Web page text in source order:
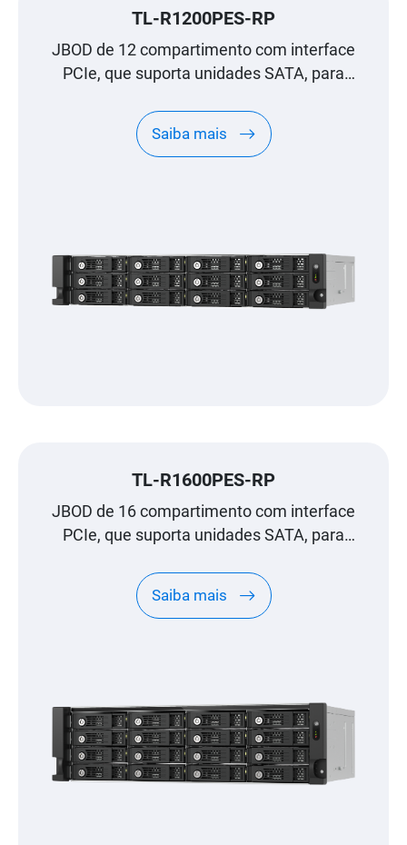
TL-R1200PES-RP
JBOD de 12 compartimento com interface
PCIe, que suporta unidades SATA, para
especificamente para NAS QNAP
Saiba mais
TL-R1600PES-RP
JBOD de 16 compartimento com interface
PCIe, que suporta unidades SATA, para
especificamente para NAS QNAP
Saiba mais